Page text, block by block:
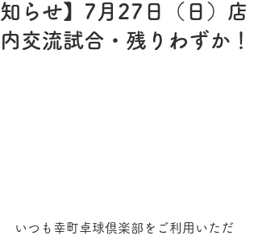
知らせ】7月27日（日）店
内交流試合・残りわずか！
いつも幸町卓球倶楽部をご利用いただ